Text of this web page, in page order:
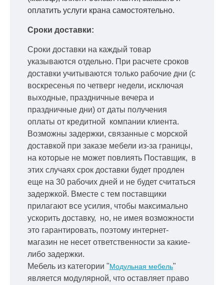
оплатить услуги крана самостоятельно.
Сроки доставки:
Сроки доставки на каждый товар
указываются отдельно. При расчете сроков
доставки учитываются только рабочие дни (с
воскресенья по четверг недели, исключая
выходные, праздничные вечера и
праздничные дни) от даты получения
оплаты от кредитной компании клиента.
Возможны задержки, связанные с морской
доставкой при заказе мебели из-за границы,
на которые не может повлиять Поставщик, в
этих случаях срок доставки будет продлен
еще на 30 рабочих дней и не будет считаться
задержкой. Вместе с тем поставщики
прилагают все усилия, чтобы максимально
ускорить доставку, но, не имея возможности
это гарантировать, поэтому интернет-
магазин не несет ответственности за какие-
либо задержки.
Мебель из категории "Модульная мебель"
является модулярной, что оставляет право